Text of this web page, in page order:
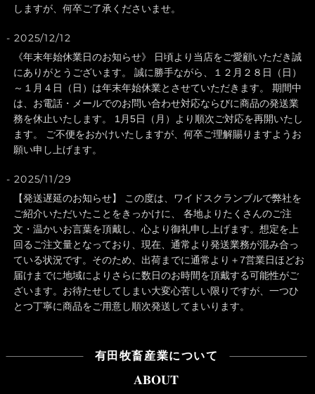
しますが、何卒ご了承くださいませ。
2025/12/12
《年末年始休業日のお知らせ》 日頃より当店をご愛顧いただき誠
にありがとうございます。 誠に勝手ながら、１２月２８日（日）
～１月４日（日）は年末年始休業とさせていただきます。 期間中
は、お電話・メールでのお問い合わせ対応ならびに商品の発送業
務を休止いたします。 1月5日（月）より順次ご対応を再開いたし
ます。 ご不便をおかけいたしますが、何卒ご理解賜りますようお
願い申し上げます。
2025/11/29
【発送遅延のお知らせ】 この度は、ワイドスクランブルで弊社を
ご紹介いただいたことをきっかけに、 各地よりたくさんのご注
文・温かいお言葉を頂戴し、心より御礼申し上げます。想定を上
回るご注文量となっており、現在、通常より発送業務が混み合っ
ている状況です。そのため、出荷までに通常より＋7営業日ほどお
届けまでに地域によりさらに数日のお時間を頂戴する可能性がご
ざいます。お待たせしてしまい大変心苦しい限りですが、一つひ
とつ丁寧に商品をご用意し順次発送してまいります。
有田牧畜産業について
ABOUT